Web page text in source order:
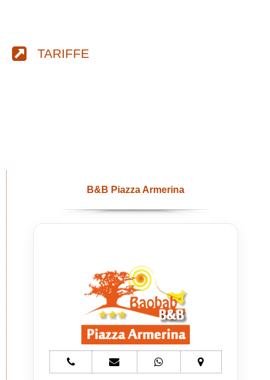
TARIFFE
B&B Piazza Armerina
telefono
Bed
e-
mail
whatsapp
Bed
mappa
Bed